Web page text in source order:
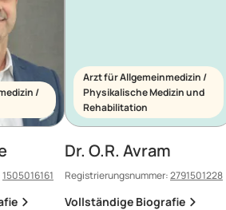
/
1505016161
Arzt für Allgemeinmedizin /
Physikalische Medizin und
Rehabilitation
Dr. O.R. Avram
Registrierungsnummer:2791501228
Vollständige Biografie